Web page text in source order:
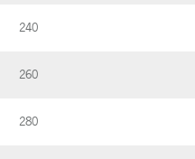
240
260
280